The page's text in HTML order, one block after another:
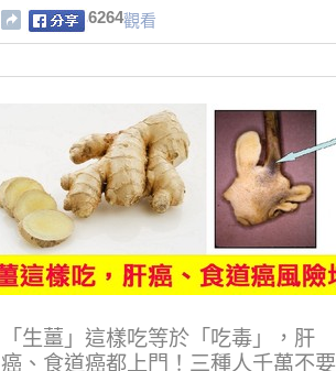
6264觀看
「生薑」這樣吃等於「吃毒」，肝
癌、食道癌都上門！三種人千萬不要